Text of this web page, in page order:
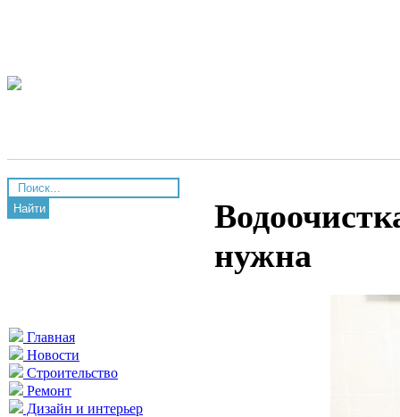
Найти
Главная
Новости
Строительство
Ремонт
Дизайн и интерьер
нужна